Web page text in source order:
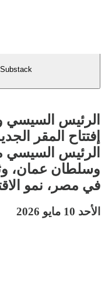
الرئيس السيسي
إفتتاح المقر
الرئيس السيسي
وسلطان عمان،
في مصر، نمو
الأحد 10 مايو 2026